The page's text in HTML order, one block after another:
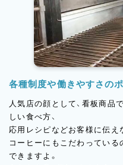
各種制度や働きやすさの
人気店の顔として、看板商品
しい食べ方、
応用レシピなどお客様に伝え
コーヒーにもこだわっている
できますよ。